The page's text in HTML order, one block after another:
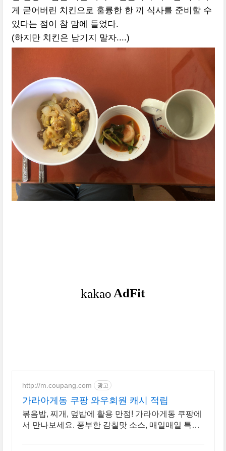
게 굳어버린 치킨으로 훌륭한 한 끼 식사를 준비할 수
있다는 점이 참 맘에 들었다.
(하지만 치킨은 남기지 말자....)
http://m.coupang.com 광고
가라아게동 쿠팡 와우회원 캐시 적립
볶음밥, 찌개, 덮밥에 활용 만점! 가라아게동 쿠팡에
서 만나보세요. 풍부한 감칠맛 소스, 매일매일 특별